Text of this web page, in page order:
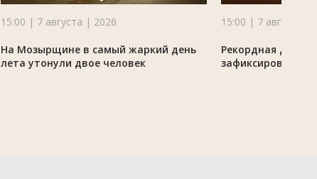
15:00 | 7 августа | 2026
На Мозырщине в самый жаркий день
лета утонули двое человек
15:00 | 7 августа |
Рекордная для
зафиксирована 6